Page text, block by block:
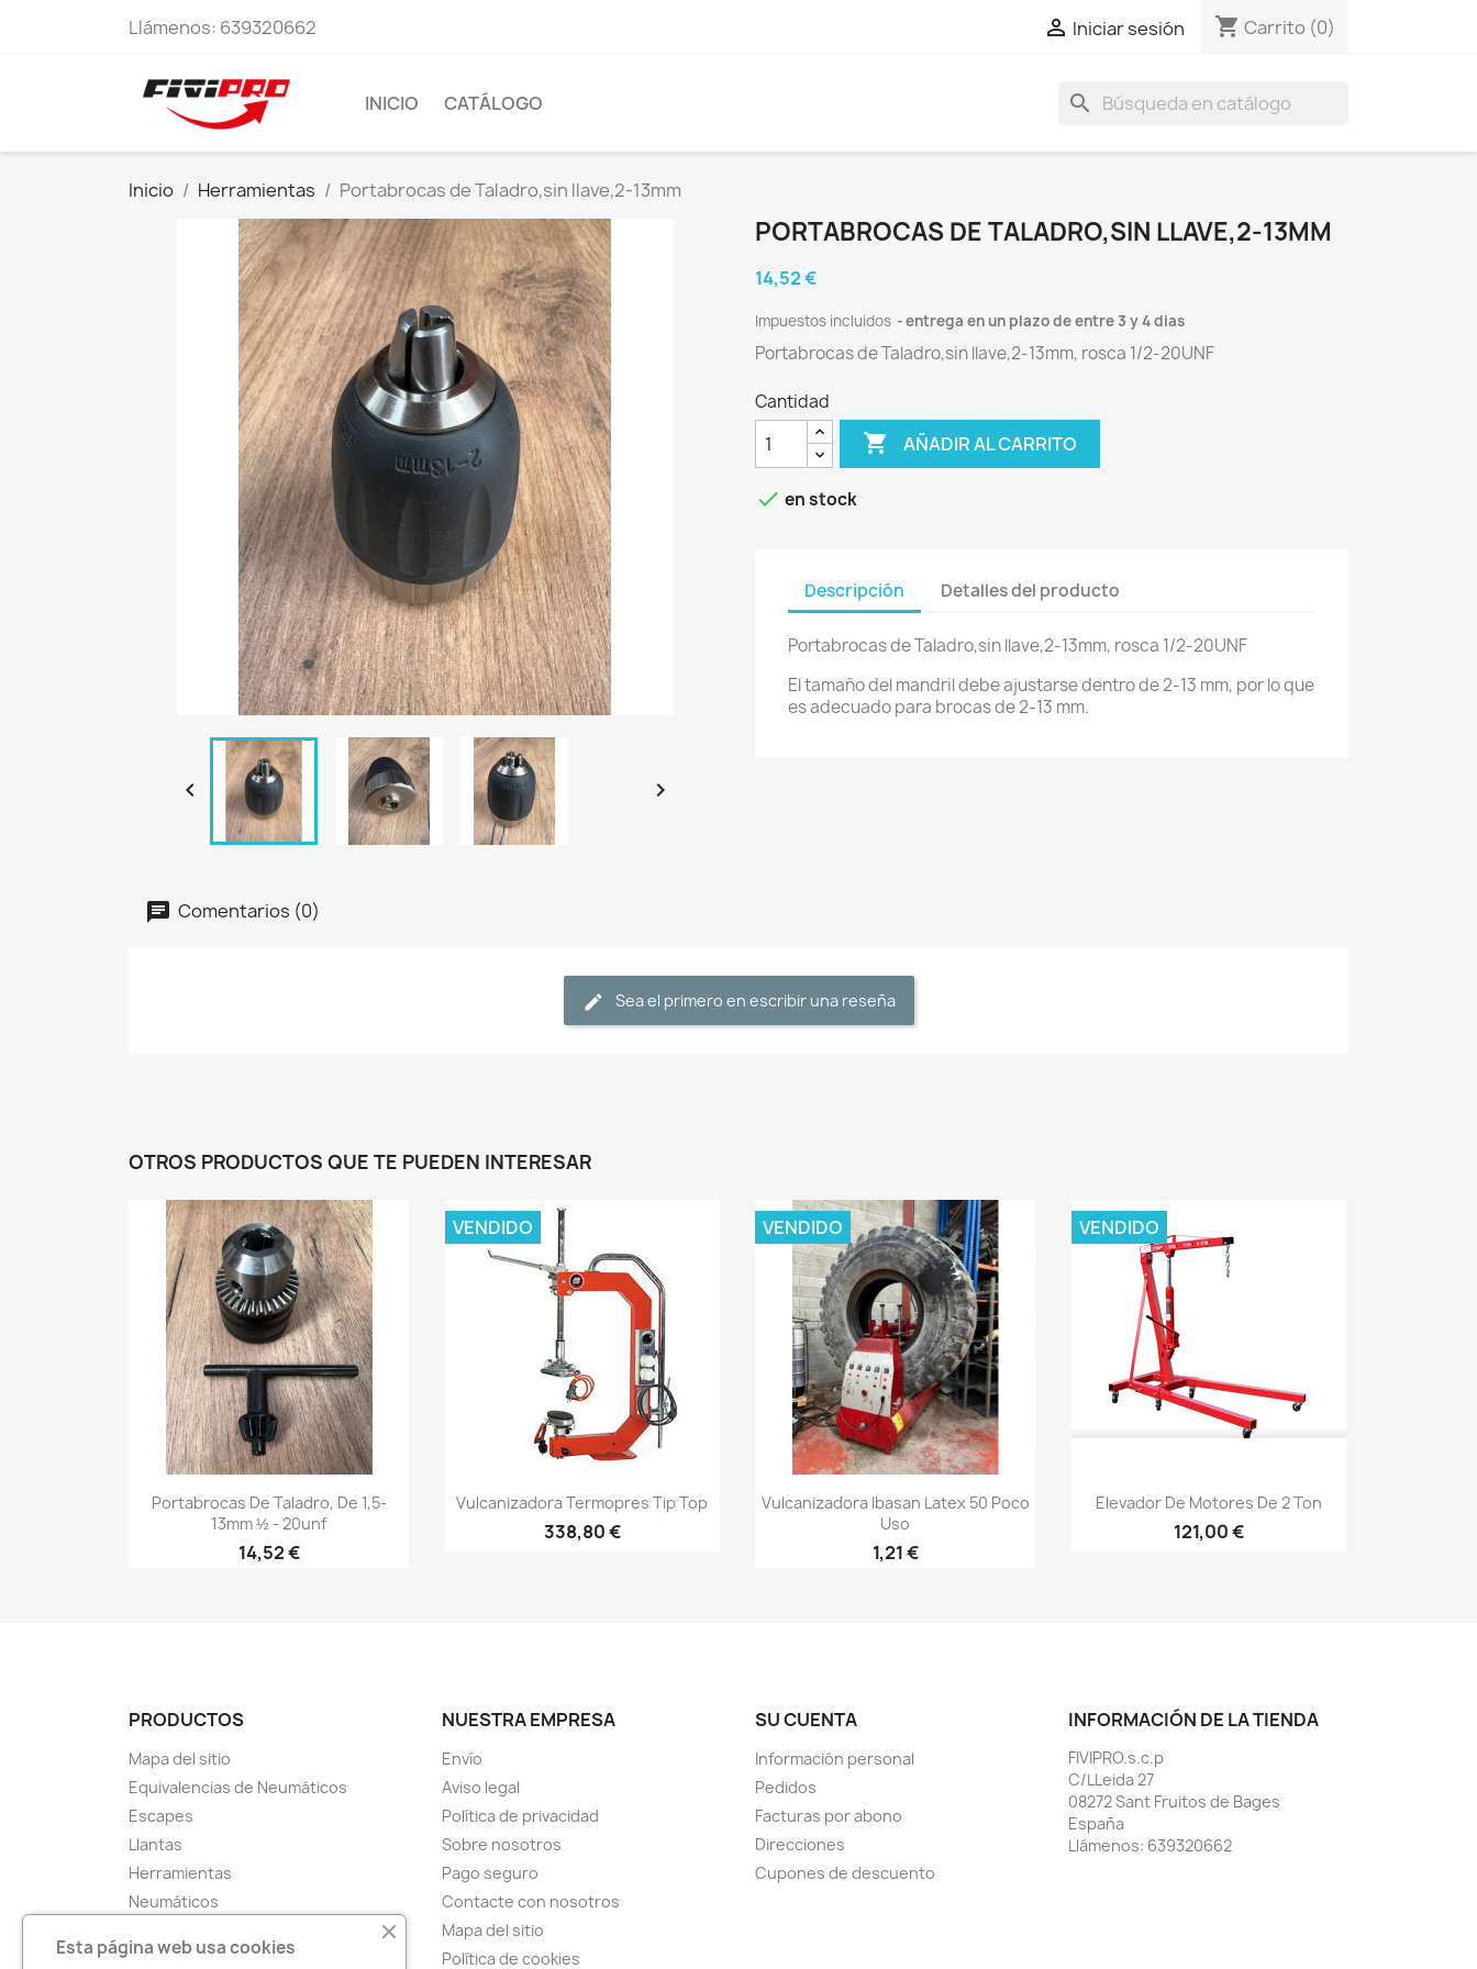
Llámenos: 639320662  Iniciar sesión shopping_cart Carrito (0)
INICIO CATÁLOGO search
Inicio Herramientas Portabrocas de Taladro,sin llave,2-13mm
 
PORTABROCAS DE TALADRO,SIN LLAVE,2-13MM
14,52 €
Impuestos incluidos entrega en un plazo de entre 3 y 4 dias
Portabrocas de Taladro,sin llave,2-13mm, rosca 1/2-20UNF
Cantidad
 AÑADIR AL CARRITO
 en stock
Descripción Detalles del producto
Portabrocas de Taladro,sin llave,2-13mm, rosca 1/2-20UNF
El tamaño del mandril debe ajustarse dentro de 2-13 mm, por lo que
es adecuado para brocas de 2-13 mm.
Comentarios (0)
Sea el primero en escribir una reseña
OTROS PRODUCTOS QUE TE PUEDEN INTERESAR
Vista rápida
Portabrocas De Taladro, De 1,5-
13mm ½ - 20unf
14,52 €
Vista rápida
Vulcanizadora Termopres Tip Top
338,80 €
VENDIDO
Vista rápida
Vulcanizadora Ibasan Latex 50 Poco
Uso
1,21 €
VENDIDO
Vista rápida
Elevador De Motores De 2 Ton
121,00 €
VENDIDO
PRODUCTOS
Mapa del sitio
Equivalencias de Neumáticos
Escapes
Llantas
Herramientas
Neumáticos
Parches Tap-Rap
NUESTRA EMPRESA
Envío
Aviso legal
Política de privacidad
Sobre nosotros
Pago seguro
Contacte con nosotros
Mapa del sitio
Política de cookies
SU CUENTA
Información personal
Pedidos
Facturas por abono
Direcciones
Cupones de descuento
INFORMACIÓN DE LA TIENDA
FIVIPRO.s.c.p
C/LLeida 27
08272 Sant Fruitos de Bages
España
Llámenos: 639320662
Esta página web usa cookies